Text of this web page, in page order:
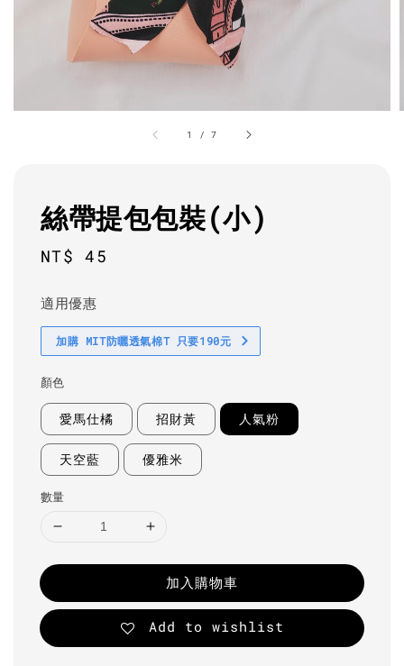
1 /7
絲帶提包包裝(小)
Regular
NT$ 45
適用優惠
加購 MIT防曬透氣棉T 只要190元
顏色
愛馬仕橘 招財黃 人氣粉
天空藍 優雅米
數量
加入購物車
Add to wishlist